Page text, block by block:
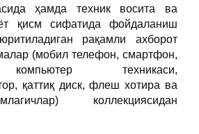
ҳамда техник восита ва
қисм сифатида фойдаланиш
рақамли ахборот
(мобил телефон, смартфон,
техникаси,
қаттиқ диск, флеш хотира ва
коллекциясидан